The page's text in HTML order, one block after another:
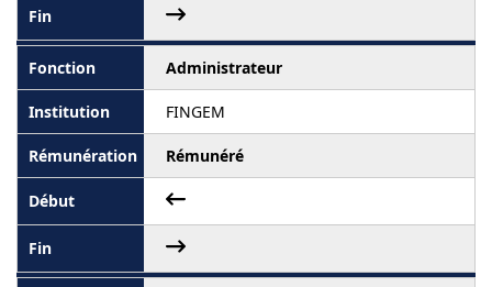
Administrateur
FINGEM
Rémunéré